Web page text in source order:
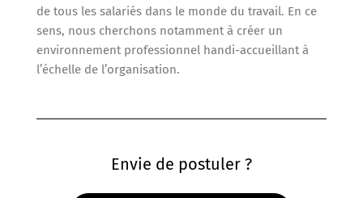
de tous les salariés dans le monde du travail. En ce
sens, nous cherchons notamment à créer un
environnement professionnel handi-accueillant à
l’échelle de l’organisation.
Envie de postuler ?